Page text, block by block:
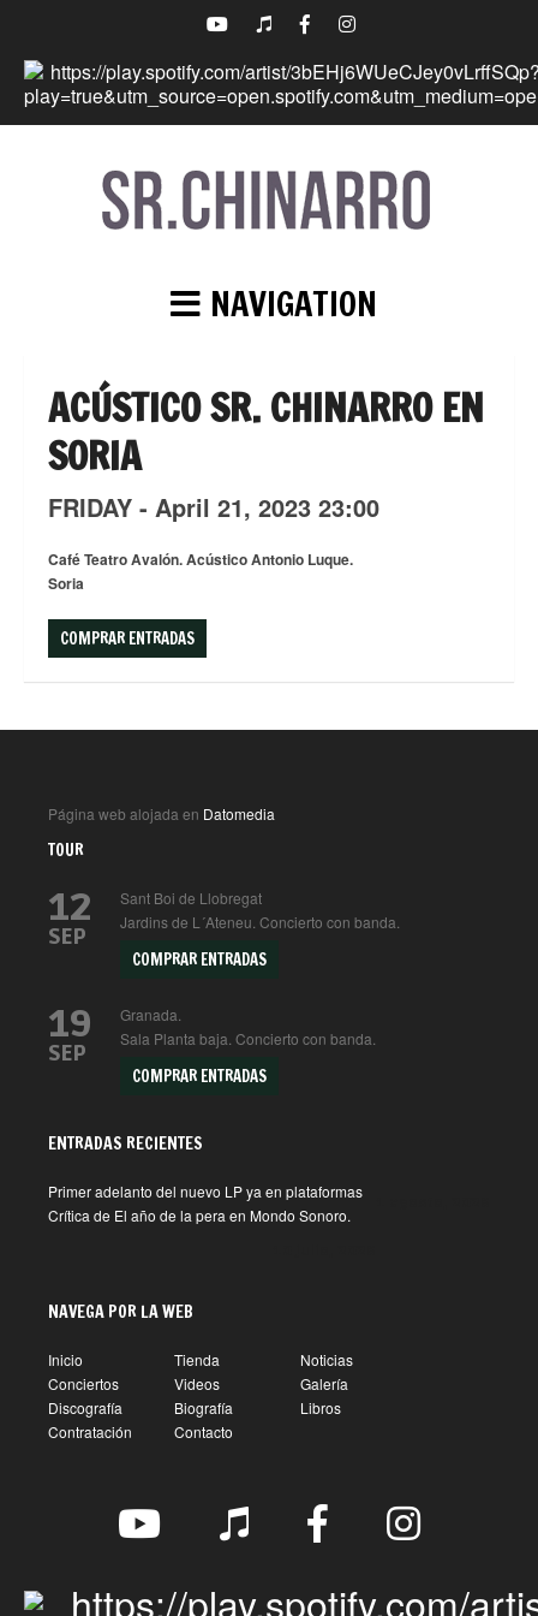
NAVIGATION
ACÚSTICO SR. CHINARRO EN
SORIA
FRIDAY - April 21, 2023 23:00
Café Teatro Avalón. Acústico Antonio Luque.
Soria
COMPRAR ENTRADAS
Página web alojada en Datomedia
TOUR
12
SEP
Sant Boi de Llobregat
Jardins de L´Ateneu. Concierto con banda.
COMPRAR ENTRADAS
19
SEP
Granada.
Sala Planta baja. Concierto con banda.
COMPRAR ENTRADAS
ENTRADAS RECIENTES
Primer adelanto del nuevo LP ya en plataformas
Crítica de El año de la pera en Mondo Sonoro.
NAVEGA POR LA WEB
Inicio Tienda
Noticias
Conciertos
Videos
Galería
Discografía
Biografía
Libros
Contratación
Contacto